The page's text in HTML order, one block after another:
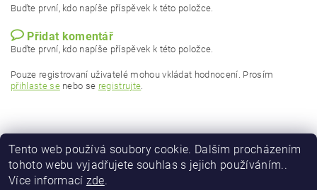
Buďte první, kdo napíše příspěvek k této položce.
Přidat komentář
Buďte první, kdo napíše příspěvek k této položce.
Pouze registrovaní uživatelé mohou vkládat hodnocení. Prosím
přihlaste senebo se registrujte.
Tento web používá soubory cookie. Dalším procházením
tohoto webu vyjadřujete souhlas s jejich používáním..
Více informací zde.